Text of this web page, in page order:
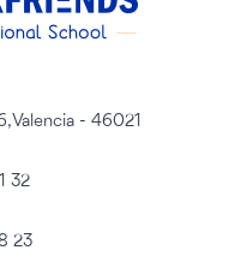
Valencia - 46021
32
23